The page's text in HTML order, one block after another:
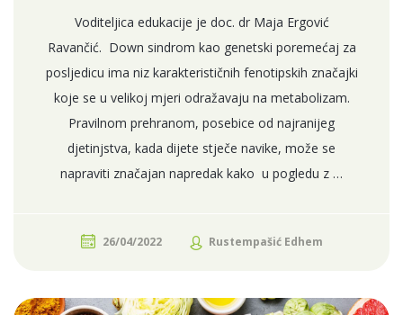
Voditeljica edukacije je doc. dr Maja Ergović
Ravančić. Down sindrom kao genetski poremećaj za
posljedicu ima niz karakterističnih fenotipskih značajki
koje se u velikoj mjeri odražavaju na metabolizam.
Pravilnom prehranom, posebice od najranijeg
djetinjstva, kada dijete stječe navike, može se
napraviti značajan napredak kako u pogledu z …
26/04/2022 Rustempašić Edhem